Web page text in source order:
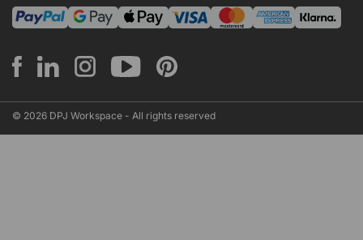
Montage
ISO 45001
© 2026 DPJ Workspace - All rights reserved